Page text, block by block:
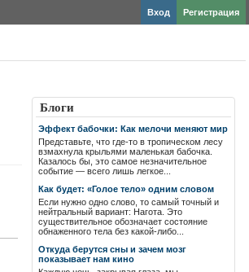
Регистрация
Вход
Блоги
Эффект бабочки: Как мелочи меняют мир
Представьте, что где-то в тропическом лесу
взмахнула крыльями маленькая бабочка.
Казалось бы, это самое незначительное
событие — всего лишь легкое...
Как будет: «Голое тело» одним словом
Если нужно одно слово, то самый точный и
нейтральный вариант: Нагота. Это
существительное обозначает состояние
обнаженного тела без какой-либо...
Откуда берутся сны и зачем мозг
показывает нам кино